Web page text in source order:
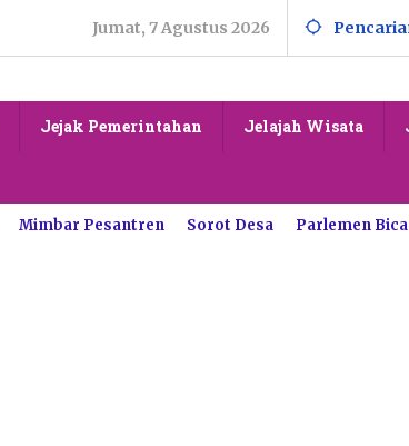
Jumat, 7 Agustus 2026
Jejak Pemerintahan Jelajah Wisata
Mimbar Pesantren Sorot Desa Parlemen